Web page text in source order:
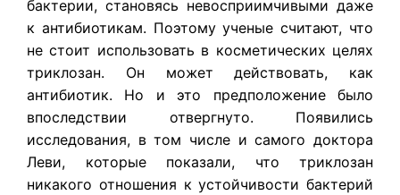
бактерии, становясь невосприимчивыми даже
к антибиотикам. Поэтому ученые считают, что
не стоит использовать в косметических целях
триклозан. Он может действовать, как
антибиотик. Но и это предположение было
впоследствии отвергнуто. Появились
исследования, в том числе и самого доктора
Леви, которые показали, что триклозан
никакого отношения к устойчивости бактерий